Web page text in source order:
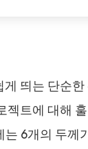
띄는 단순
젝트에 대해
는 6개의 두께